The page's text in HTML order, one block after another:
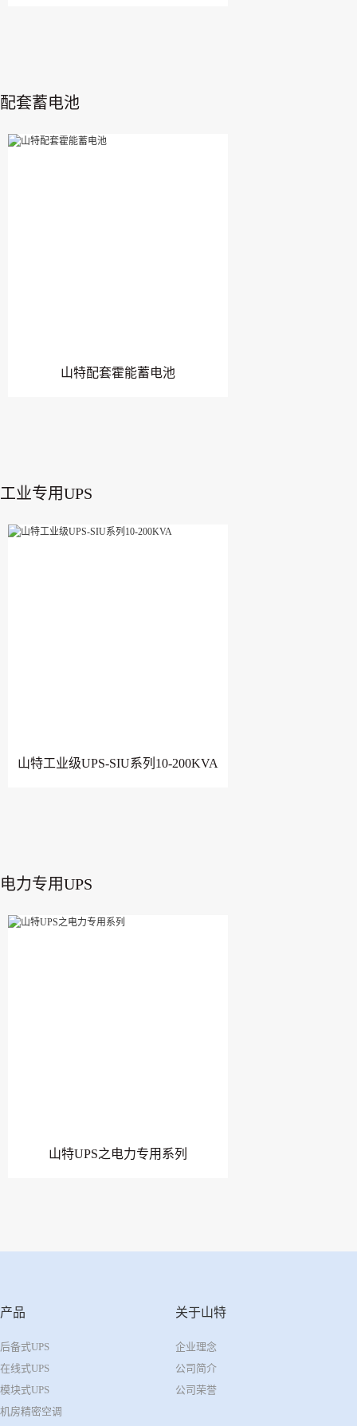
配套蓄电池
山特配套霍能蓄电池
工业专用UPS
山特工业级UPS-SIU系列10-200KVA
电力专用UPS
山特UPS之电力专用系列
产品
后备式UPS
在线式UPS
模块式UPS
机房精密空调
关于山特
企业理念
公司简介
公司荣誉